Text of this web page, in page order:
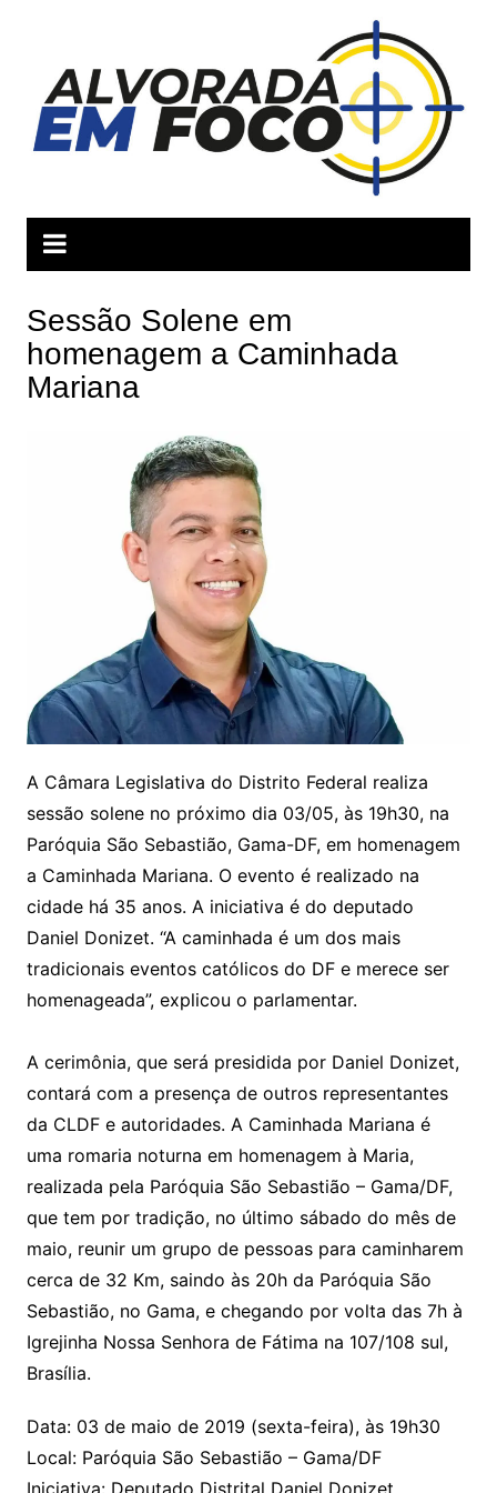
conteúdo
Sessão Solene em
homenagem a Caminhada
Mariana
A Câmara Legislativa do Distrito Federal realiza
sessão solene no próximo dia 03/05, às 19h30, na
Paróquia São Sebastião, Gama-DF, em homenagem
a Caminhada Mariana. O evento é realizado na
cidade há 35 anos. A iniciativa é do deputado
Daniel Donizet. “A caminhada é um dos mais
tradicionais eventos católicos do DF e merece ser
homenageada”, explicou o parlamentar.
A cerimônia, que será presidida por Daniel Donizet,
contará com a presença de outros representantes
da CLDF e autoridades. A Caminhada Mariana é
uma romaria noturna em homenagem à Maria,
realizada pela Paróquia São Sebastião – Gama/DF,
que tem por tradição, no último sábado do mês de
maio, reunir um grupo de pessoas para caminharem
cerca de 32 Km, saindo às 20h da Paróquia São
Sebastião, no Gama, e chegando por volta das 7h à
Igrejinha Nossa Senhora de Fátima na 107/108 sul,
Brasília.
Data: 03 de maio de 2019 (sexta-feira), às 19h30
Local: Paróquia São Sebastião – Gama/DF